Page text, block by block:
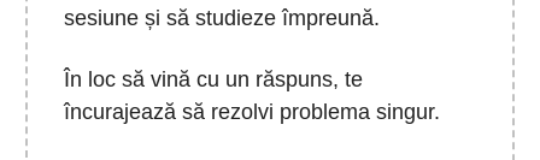
sesiune și să studieze împreună.
În loc să vină cu un răspuns, te
încurajează să rezolvi problema singur.